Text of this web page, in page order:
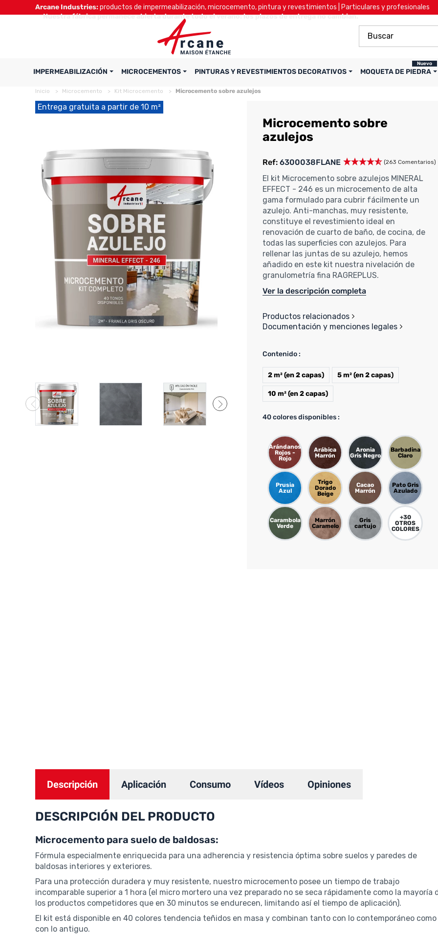
Arcane Industries:productos de impermeabilización, microcemento, pintura y revestimientos | Particulares y profesionales
Nuestra fábrica permanece abierta durante todo el verano: los plazos de entrega no cambian.
IMPERMEABILIZACIÓN MICROCEMENTOS PINTURAS Y REVESTIMIENTOS DECORATIVOS MOQUETA DE PIEDRA
Nuevo
Inicio Microcemento Kit Microcemento Microcemento sobre azulejos
Entrega gratuita a partir de 10 m²
Microcemento sobre
azulejos
Ref: 6300038FLANE (263 Comentarios)
El kit Microcemento sobre azulejos MINERAL
EFFECT - 246 es un microcemento de alta
gama formulado para cubrir fácilmente un
azulejo. Anti-manchas, muy resistente,
constituye el revestimiento ideal en
renovación de cuarto de baño, de cocina, de
todas las superficies con azulejos. Para
rellenar las juntas de su azulejo, hemos
añadido en este kit nuestra nivelación de
granulometría fina RAGREPLUS.
Ver la descripción completa
Productos relacionados
Documentación y menciones legales
Contenido :
2 m² (en 2 capas) 5 m² (en 2 capas)
10 m² (en 2 capas)
40colores disponibles :
Arándanos
Rojos -
Rojo
Arábica
Marrón
Aronia
Gris Negro
Barbadina
Claro
Prusia
Azul
Trigo
Dorado
Beige
Cacao
Marrón
Pato Gris
Azulado
Carambola
Verde
Marrón
Caramelo
Gris
cartujo
+30
OTROS
COLORES
Descripción Aplicación Consumo Vídeos Opiniones
DESCRIPCIÓN DEL PRODUCTO
Microcemento para suelo de baldosas:
Fórmula especialmente enriquecida para una adherencia y resistencia óptima sobre suelos y paredes de
baldosas interiores y exteriores.
Para una protección duradera y muy resistente, nuestro microcemento posee un tiempo de trabajo
incomparable superior a 1 hora (el micro mortero una vez preparado no se seca rápidamente como la mayoría
los productos competidores que en 30 minutos se endurecen, limitando así el tiempo de aplicación).
El kit está disponible en 40 colores tendencia teñidos en masa y combinan tanto con lo contemporáneo como
con lo antiguo.